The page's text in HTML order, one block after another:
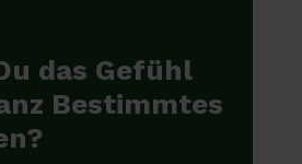
das Gefühl
Bestimmtes